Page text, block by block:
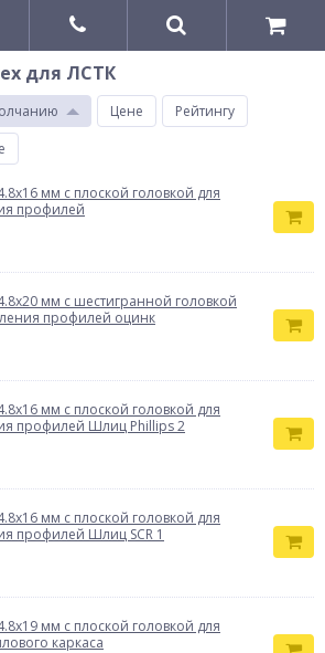
для ЛСТК
Цене
Рейтингу
мм с плоской головкой для
профилей
мм с шестигранной головкой
профилей оцинк
мм с плоской головкой для
профилей Шлиц Phillips 2
мм с плоской головкой для
профилей Шлиц SCR 1
мм с плоской головкой для
каркаса